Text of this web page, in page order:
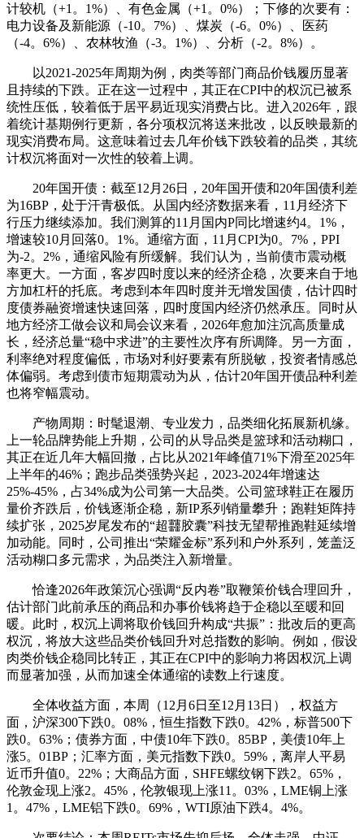
计较机（+1。1%）、有色金属（+1。0%）；下修的次要有：
电力设备及新能源（-10。7%）、煤炭（-6。0%）、医药
（-4。6%）、农林牧渔（-3。1%）、分析（-2。8%）。
以2021-2025年周期为例，肉类等部门商品价钱履历显著
且持续的下跌。正在这一过程中，其正在CPI中的权沉已被系
统性压低，较着低于居平易近现实消费占比。进入2026年，跟
着统计基期例行更新，各分项权沉将送来批改，以反映最新的
现实消费布局。这意味着过去几年价钱下跌较着的品类，其统
计权沉将面对一次性的较着上调。
20年国开债：截至12月26日，20年国开债和20年国债利差
为16BP，处于汗青极低。从国内经济数据来看，11月经济下
行压力继续添加。我们测算的11月国内P同比增速约4。1%，
增速较10月回落0。1%。通缩方面，11月CPI为0。7%，PPI
为-2。2%，通缩风险有所缓解。我们认为，当前债市震动概
率更大。一方面，客岁四时度以来的经济企稳，次要来自于地
方加杠杆的托底。考虑到本年四时度并无增发国债，估计四时
度债券融资增速快速回落，四时度国内经济仍然承压。同时从
地方经济工做会议和局会议来看，2026年愈加注沉高质量成
长，经济总量“稳中求进”的主要性次序有所调降。另一方面，
利率绝对程度偏低，市场对利好要素有所脱敏，投资者情感总
体偏弱。考虑到债市短期震动为从，估计20年国开债品种利差
也将窄幅震动。
产物周期：时髦退潮、专业发力，品类细化拓展新机缘。
上一轮品牌势能上升期，公司的从导品类是篮球和活动糊口，
其正在近几年大幅回撤，占比从2021年峰值71%下滑至2025年
上半年的46%；跑步品类强势兴起，2023-2024年增速达
25%-45%，占34%成为公司第一大品类。公司篮球鞋正在履历
量价齐跌后，价钱逐渐企稳，新IP系列销量攀升；跑鞋矩阵持
续扩张，2025岁尾发布的“超䨻胶囊”科技无望帮推跑鞋延续增
加动能。同时，公司推出“荣耀金标”系列和户外系列，笼盖泛
活动糊口多元需求，为品类注入新增量。
恰逢2026年政策沉心强调“反内卷”取鞭策价钱合理回升，
估计部门此前承压的商品和办事价钱将趋于企稳以至暖和回
暖。此时，权沉上调将取价钱回升构成“共振”：批改后的更高
权沉，将放大这些品类价钱回升对总指数的影响。例如，假设
肉类价钱企稳同比转正，其正在CPI中的影响力将因权沉上调
而显著加强，从而加速全体通缩的读数上行速度。
全体收益方面，本周（12月6日至12月13日），权益方
面，沪深300下跌0。08%，恒生指数下跌0。42%，标普500下
跌0。63%；债券方面，中债10年下跌0。85BP，美债10年上
涨5。01BP；汇率方面，美元指数下跌0。59%，离岸人平易
近币升值0。22%；大商品方面，SHFE螺纹钢下跌2。65%，
伦敦金现上涨2。45%，伦敦银现上涨11。03%，LME铜上涨
1。47%，LME铝下跌0。69%，WTI原油下跌4。4%。